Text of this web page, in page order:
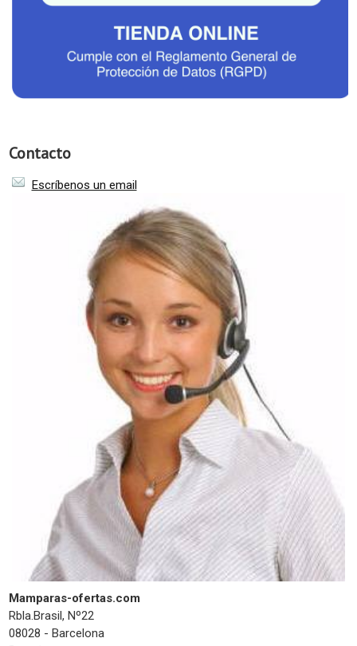
Contacto
Escríbenos un email
Mamparas-ofertas.com
Rbla.Brasil, Nº22
08028 - Barcelona